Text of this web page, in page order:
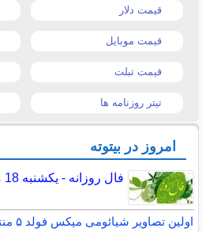
قیمت دلار
قیمت موبایل
قیمت تبلت
تیتر روزنامه ها
امروز در بیتوته
فال روزانه - یکشنبه 18 مرداد 1405
اولین تصاویر شیائومی میکس فولد ۵ منتشر شد